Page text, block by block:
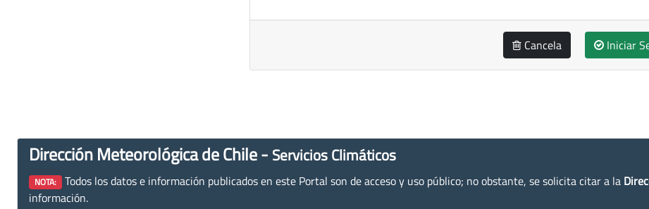
Cancela Iniciar
Dirección Meteorológica de Chile - Servicios Climáticos
NOTA: Todos los datos e información publicados en este Portal son de acceso y uso público; no obstante, se solicita citar a la
información.